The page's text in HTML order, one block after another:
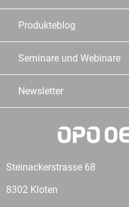
Produkteblog
Seminare und Webinare
Newsletter
Steinackerstrasse 68
8302 Kloten